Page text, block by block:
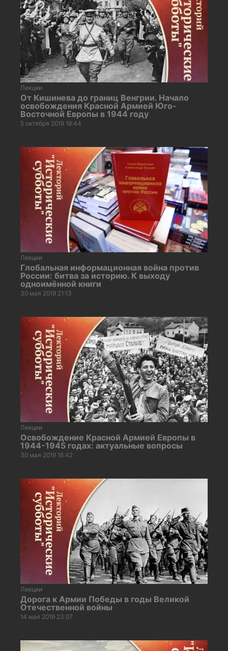
Лекции
От Кишинева до границ Венгрии. Начало
освобождения Красной Армией Юго-
Восточной Европы в 1944 году
5 октября 2019 19:44
Лекции
Глобальная информационная война против
России: битва за историю. К выходу
одноимённой книги
30 мая 2019 21:13
Лекции
Освобождение Красной Армией Европы в
1944-1945 годах: актуальные вопросы
30 мая 2019 16:42
Лекции
Дорога к Армии Победы в годы Великой
Отечественной войны
14 мая 2019 23:07